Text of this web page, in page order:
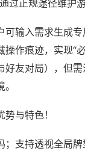
过正规途径维护游
输入需求生成专
操作痕迹，实现“
好友对局），但
与特色！
；支持透视全局